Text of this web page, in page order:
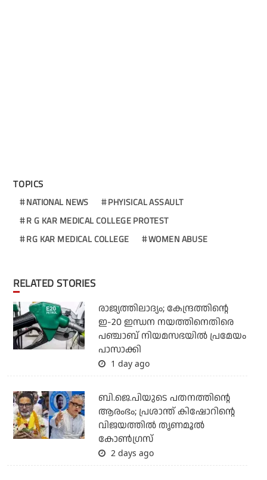
TOPICS
NATIONAL NEWS
PHYISICAL ASSAULT
R G KAR MEDICAL COLLEGE PROTEST
RG KAR MEDICAL COLLEGE
WOMEN ABUSE
RELATED STORIES
രാജ്യത്തിലാദ്യം; കേന്ദ്രത്തിന്റെ
ഇ-20 ഇന്ധന നയത്തിനെതിരെ
പഞ്ചാബ് നിയമസഭയില്‍ പ്രമേയം
പാസാക്കി
1 day ago
ബി.ജെ.പിയുടെ പതനത്തിന്റെ
ആരംഭം; പ്രശാന്ത് കിഷോറിന്റെ
വിജയത്തില്‍ തൃണമൂല്‍
കോണ്‍ഗ്രസ്
2 days ago